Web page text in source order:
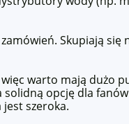
Skupiają
warto mają dużo
opcję dla
szeroka.